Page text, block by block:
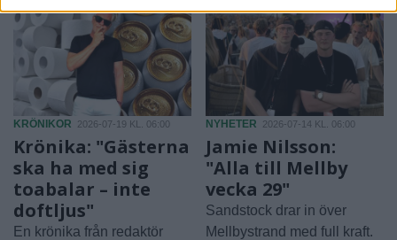
KRÖNIKOR 2026-07-19 KL. 06:00
Krönika: "Gästerna
ska ha med sig
toabalar – inte
doftljus"
En krönika från redaktör
NYHETER 2026-07-14 KL. 06:00
Jamie Nilsson:
"Alla till Mellby
vecka 29"
Sandstock drar in över
Mellbystrand med full kraft.